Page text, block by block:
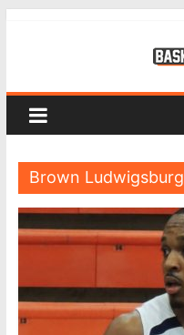
Brown Ludwigsburg